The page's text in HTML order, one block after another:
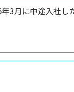
3月に中途入社し